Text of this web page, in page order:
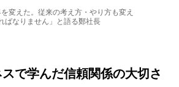
を変えた。従来の考え方・やり方も変え
ばなりません」と語る鄭社長
で学んだ信頼関係の大切さ